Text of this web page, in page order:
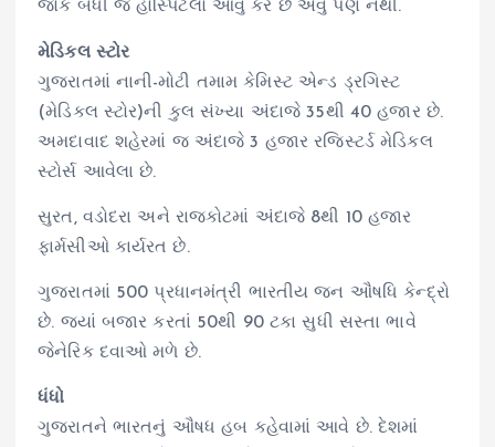
જોકે બધી જ હોસ્પિટલો આવું કરે છે એવું પણ નથી.
મેડિકલ સ્ટોર
ગુજરાતમાં નાની-મોટી તમામ કેમિસ્ટ એન્ડ ડ્રગિસ્ટ
(મેડિકલ સ્ટોર)ની કુલ સંખ્યા અંદાજે 35થી 40 હજાર છે.
અમદાવાદ શહેરમાં જ અંદાજે 3 હજાર રજિસ્ટર્ડ મેડિકલ
સ્ટોર્સ આવેલા છે.
સુરત, વડોદરા અને રાજકોટમાં અંદાજે 8થી 10 હજાર
ફાર્મસીઓ કાર્યરત છે.
ગુજરાતમાં 500 પ્રધાનમંત્રી ભારતીય જન ઔષધિ કેન્દ્રો
છે. જ્યાં બજાર કરતાં 50થી 90 ટકા સુધી સસ્તા ભાવે
જેનેરિક દવાઓ મળે છે.
ધંધો
ગુજરાતને ભારતનું ઔષધ હબ કહેવામાં આવે છે. દેશમાં